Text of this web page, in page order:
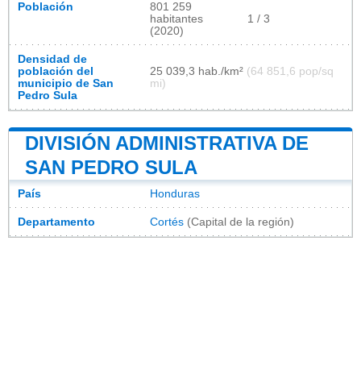
Población
801 259
habitantes
(2020)
1 / 3
Densidad de
población del
municipio de San
Pedro Sula
25 039,3 hab./km² (64 851,6 pop/sq
mi)
DIVISIÓN ADMINISTRATIVA DE
SAN PEDRO SULA
País Honduras
Departamento Cortés (Capital de la región)